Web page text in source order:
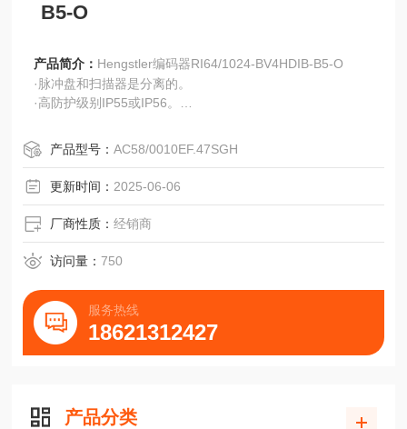
B5-O
产品简介： Hengstler编码器RI64/1024-BV4HDIB-B5-O
·脉冲盘和扫描器是分离的。
·高防护级别IP55或IP56。
·抵抗瞬时短路
·不受极限制。
·不受外部脉冲的影响，通过EMI认证。
FGH8
比例博咯详细说明：空心轴直径可达到80mm，
脉冲率可达到8192
技术参数：电气参数
波动：大10％
空载电流大
产品型号：AC58/0010EF.47SGH
更新时间： 2025-06-06
厂商性质：经销商
访问量：750
服务热线
18621312427
产品分类